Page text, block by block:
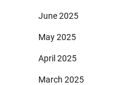
June 2025
May 2025
April 2025
March 2025